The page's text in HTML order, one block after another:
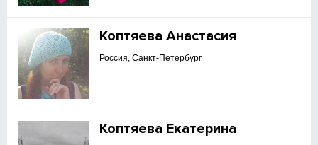
Коптяева Анастасия
Россия, Санкт-Петербург
Коптяева Екатерина